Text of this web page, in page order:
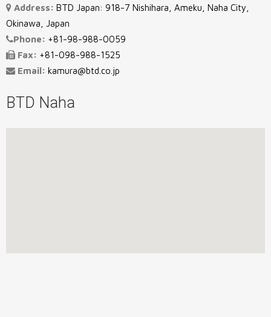
Address: BTD Japan: 918-7 Nishihara, Ameku, Naha City,
Okinawa, Japan
Phone: +81-98-988-0059
Fax: +81-098-988-1525
Email: kamura@btd.co.jp
BTD Naha